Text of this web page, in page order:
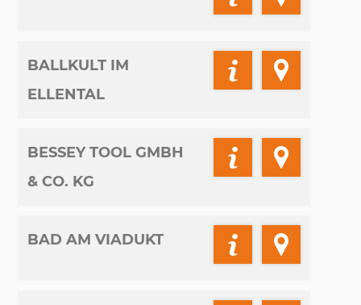
BALLKULT IM
ELLENTAL
BESSEY TOOL GMBH
& CO. KG
BAD AM VIADUKT